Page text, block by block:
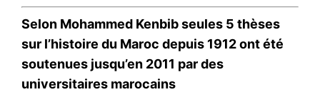
Selon Mohammed Kenbib seules 5 thèses
sur l’histoire du Maroc depuis 1912 ont été
soutenues jusqu’en 2011 par des
universitaires marocains